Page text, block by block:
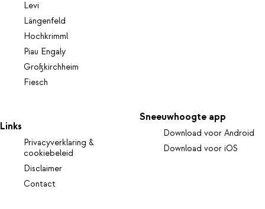
Levi
Längenfeld
Hochkrimml
Piau Engaly
Großkirchheim
Fiesch
Links
Privacyverklaring &
cookiebeleid
Disclaimer
Contact
Sneeuwhoogte app
Download voor Android
Download voor iOS